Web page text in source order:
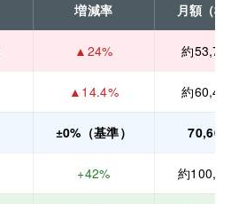
増減率 月額（
▲24% 約
▲14.4% 約
±0%（基準）
+42% 約